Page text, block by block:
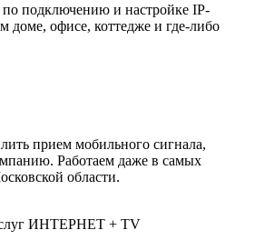
подключению и настройке IP-
доме, офисе, коттедже и где-либо
прием мобильного сигнала,
Работаем даже в самых
области.